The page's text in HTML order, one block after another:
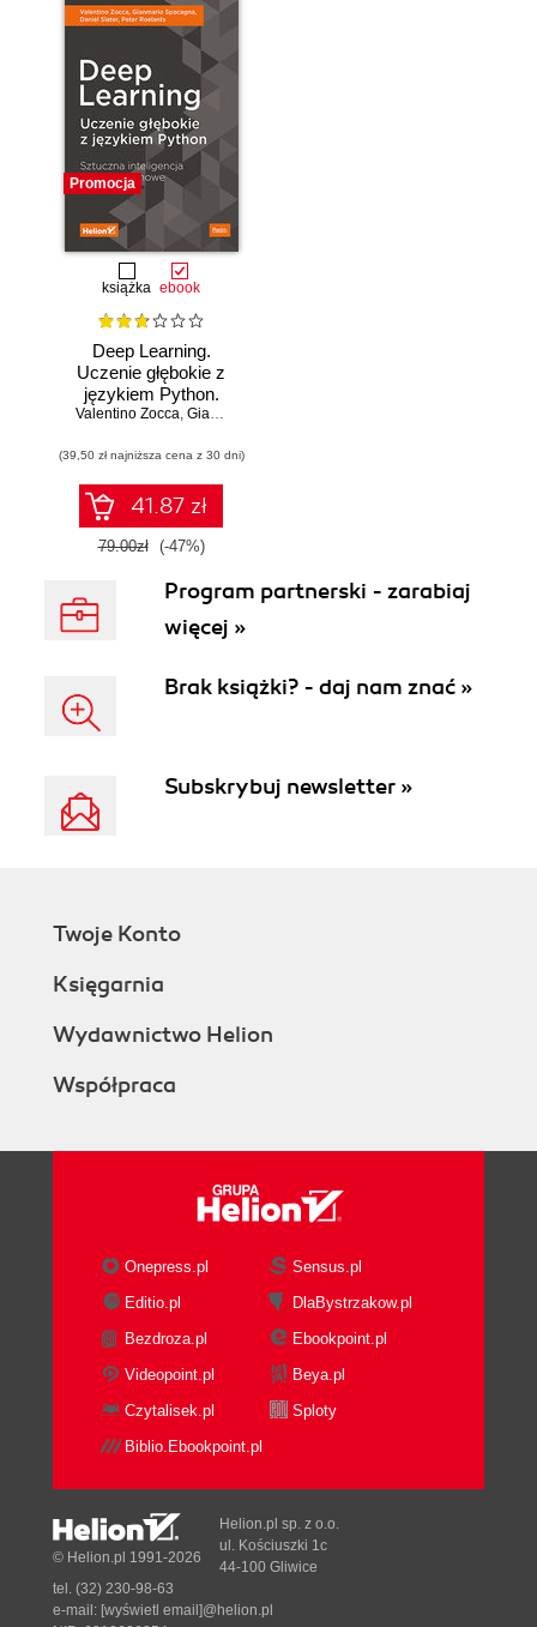
Promocja
książka ebook
Deep Learning.
Uczenie głębokie z
językiem Python.
Sztuczna
neuronowe
Valentino Zocca, Gianmario Spacagna
(39,50 zł najniższa cena z 30 dni)
41.87 zł
79.00zł (-47%)
Program partnerski - zarabiaj
więcej »
Brak książki? - daj nam znać »
Subskrybuj newsletter »
Twoje Konto
Księgarnia
Wydawnictwo Helion
Współpraca
Onepress.pl
Sensus.pl
Editio.pl
DlaBystrzakow.pl
Bezdroza.pl
Ebookpoint.pl
Videopoint.pl
Beya.pl
Czytalisek.pl
Sploty
Biblio.Ebookpoint.pl
© Helion.pl 1991-2026
Helion.pl sp. z o.o.
ul. Kościuszki 1c
44-100 Gliwice
tel. (32) 230-98-63
e-mail: [wyświetl email]@helion.pl